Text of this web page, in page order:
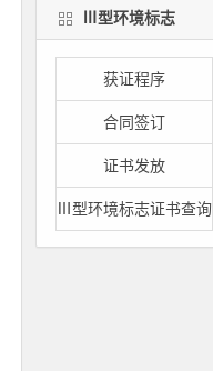
Ⅲ型环境标志
获证程序
合同签订
证书发放
Ⅲ型环境标志证书查询